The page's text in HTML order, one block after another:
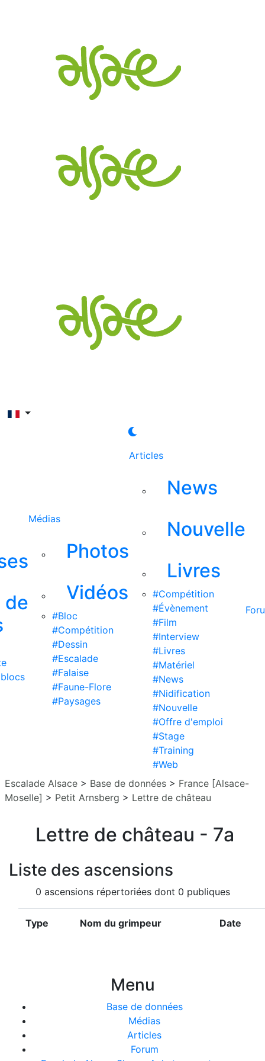
de
Médias
Photos
Vidéos
#Bloc
#Compétition
#Dessin
#Escalade
#Falaise
#Faune-Flore
#Paysages
Articles
News
Nouvelle
Livres
#Compétition
#Évènement
#Film
#Interview
#Livres
#Matériel
#News
#Nidification
#Nouvelle
#Offre d'emploi
#Stage
#Training
#Web
Escalade Alsace > Base de données > France [Alsace-
Moselle] > Petit Arnsberg > Lettre de château
Lettre de château - 7a
Liste des ascensions
0 ascensions répertoriées dont 0 publiques
Type Nom du grimpeur Date
Menu
Base de données
Médias
Articles
Forum